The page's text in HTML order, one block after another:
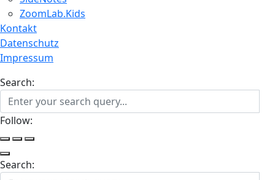
ZoomLab.Kids
Kontakt
Datenschutz
Impressum
Search:
Follow:
Search: